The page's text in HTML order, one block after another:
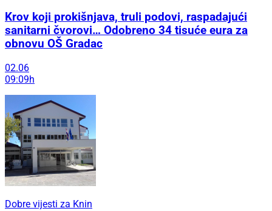
Krov koji prokišnjava, truli podovi, raspadajući
sanitarni čvorovi… Odobreno 34 tisuće eura za
obnovu OŠ Gradac
02.06
09:09h
Dobre vijesti za Knin